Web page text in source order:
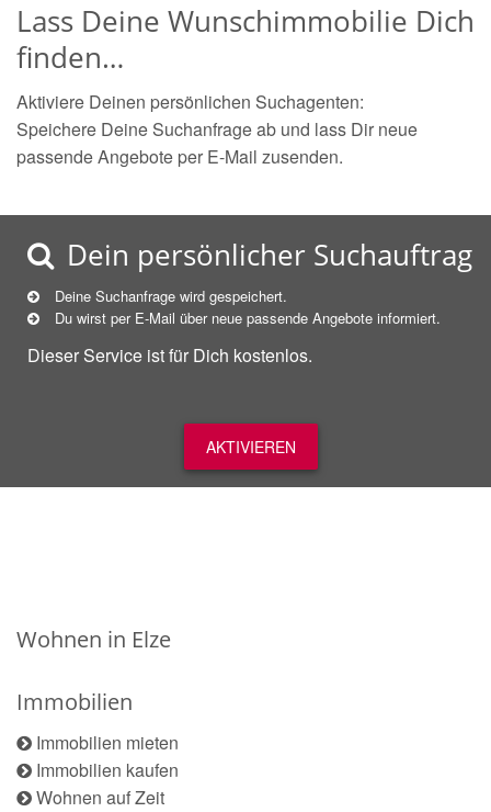
Lass Deine Wunschimmobilie Dich
finden…
Aktiviere Deinen persönlichen Suchagenten:
Speichere Deine Suchanfrage ab und lass Dir neue
passende Angebote per E-Mail zusenden.
Dein persönlicher Suchauftrag
Deine Suchanfrage wird gespeichert.
Du wirst per E-Mail über neue passende Angebote informiert.
Dieser Service ist für Dich kostenlos.
AKTIVIEREN
Wohnen in Elze
Immobilien
Immobilien mieten
Immobilien kaufen
Wohnen auf Zeit